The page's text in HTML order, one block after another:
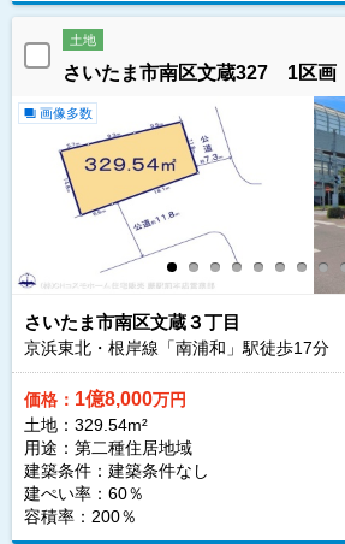
土地
さいたま市南区文蔵327 1区
画像多数
さいたま市南区文蔵３丁目
京浜東北・根岸線「南浦和」駅徒歩17分
価格： 1億8,000万円
土地：329.54m²
用途：第二種住居地域
建築条件： 建築条件なし
建ぺい率：60％
容積率：200％